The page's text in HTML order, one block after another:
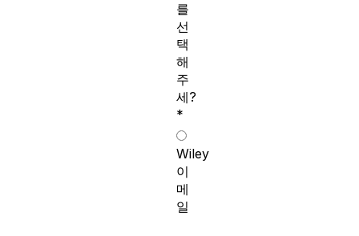
를
선
택
해
주
세?
*
Wiley
이
메
일